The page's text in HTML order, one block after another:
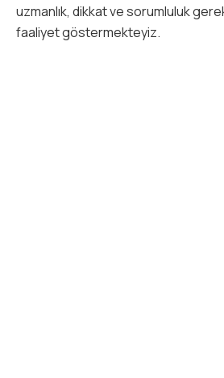
uzmanlık, dikkat ve sorumluluk
faaliyet göstermekteyiz.